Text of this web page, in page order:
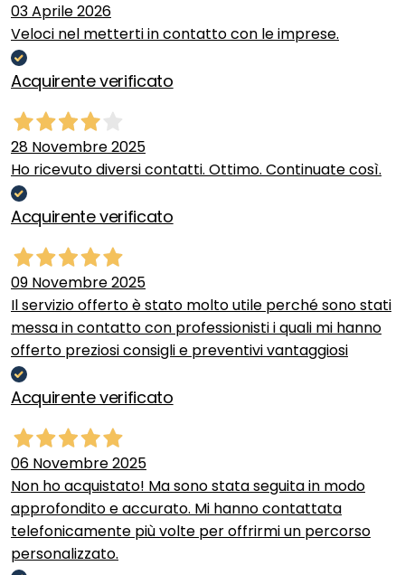
03 Aprile 2026
Veloci nel metterti in contatto con le imprese.
Acquirente verificato
28 Novembre 2025
Ho ricevuto diversi contatti. Ottimo. Continuate così.
Acquirente verificato
09 Novembre 2025
Il servizio offerto è stato molto utile perché sono stati
messa in contatto con professionisti i quali mi hanno
offerto preziosi consigli e preventivi vantaggiosi
Acquirente verificato
06 Novembre 2025
Non ho acquistato! Ma sono stata seguita in modo
approfondito e accurato. Mi hanno contattata
telefonicamente più volte per offrirmi un percorso
personalizzato.